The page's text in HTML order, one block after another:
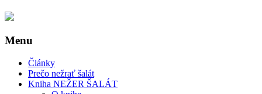
Menu
Články
Prečo nežrať šalát
Kniha NEŽER ŠALÁT